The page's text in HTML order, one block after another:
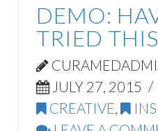
DEMO:
TRIED
JULY 27, 2015
CREATIVE